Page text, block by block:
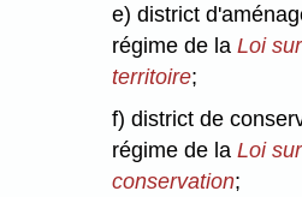
e) district
régime de la Loi
territoire;
f) district de
régime de la Loi
conservation;